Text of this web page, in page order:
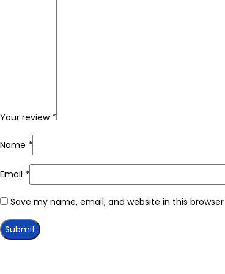
Your review *
Name *
Email *
Save my name, email, and website in this